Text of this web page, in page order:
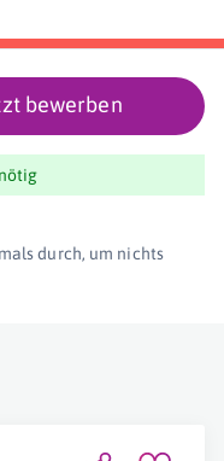
bewerben
durch, um nichts